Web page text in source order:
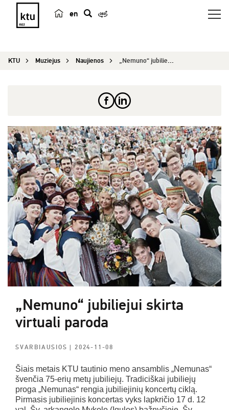
en
e
KTU Muziejus Naujienos „Nemuno“ jubiliejui skirta virtuali paroda
„Nemuno“ jubiliejui skirta
virtuali paroda
SVARBIAUSIOS| 2024-11-08
Šiais metais KTU tautinio meno ansamblis „Nemunas“
švenčia 75-erių metų jubiliejų. Tradiciškai jubiliejų
proga „Nemunas“ rengia jubiliejinių koncertų ciklą.
Pirmasis jubiliejinis koncertas vyks lapkričio 17 d. 12